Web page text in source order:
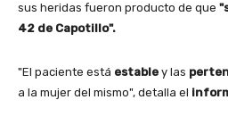
sus heridas fueron producto de que
42 de Capotillo".
"El paciente está estable y las
a la mujer del mismo", detalla el